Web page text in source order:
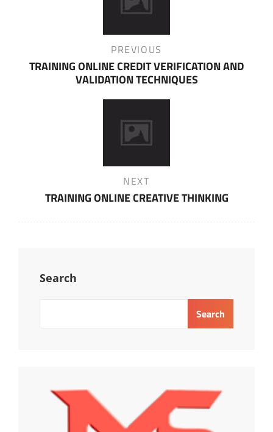
Post
PREVIOUS
TRAINING ONLINE CREDIT VERIFICATION AND
VALIDATION TECHNIQUES
NEXT
TRAINING ONLINE CREATIVE THINKING
Search
Search